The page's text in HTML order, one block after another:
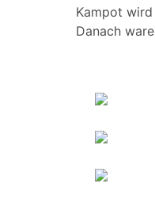
Kampot
Danach